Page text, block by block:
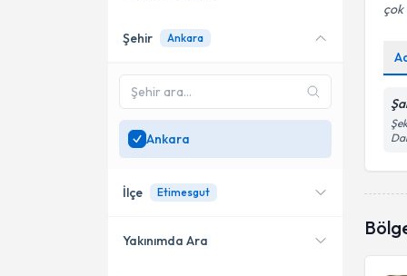
çok
Online danışmanlık sunan
SadeceAnkara
uzman ara
Şehir Ankara
Ankara
İlçe Etimesgut
Yakınımda Ara